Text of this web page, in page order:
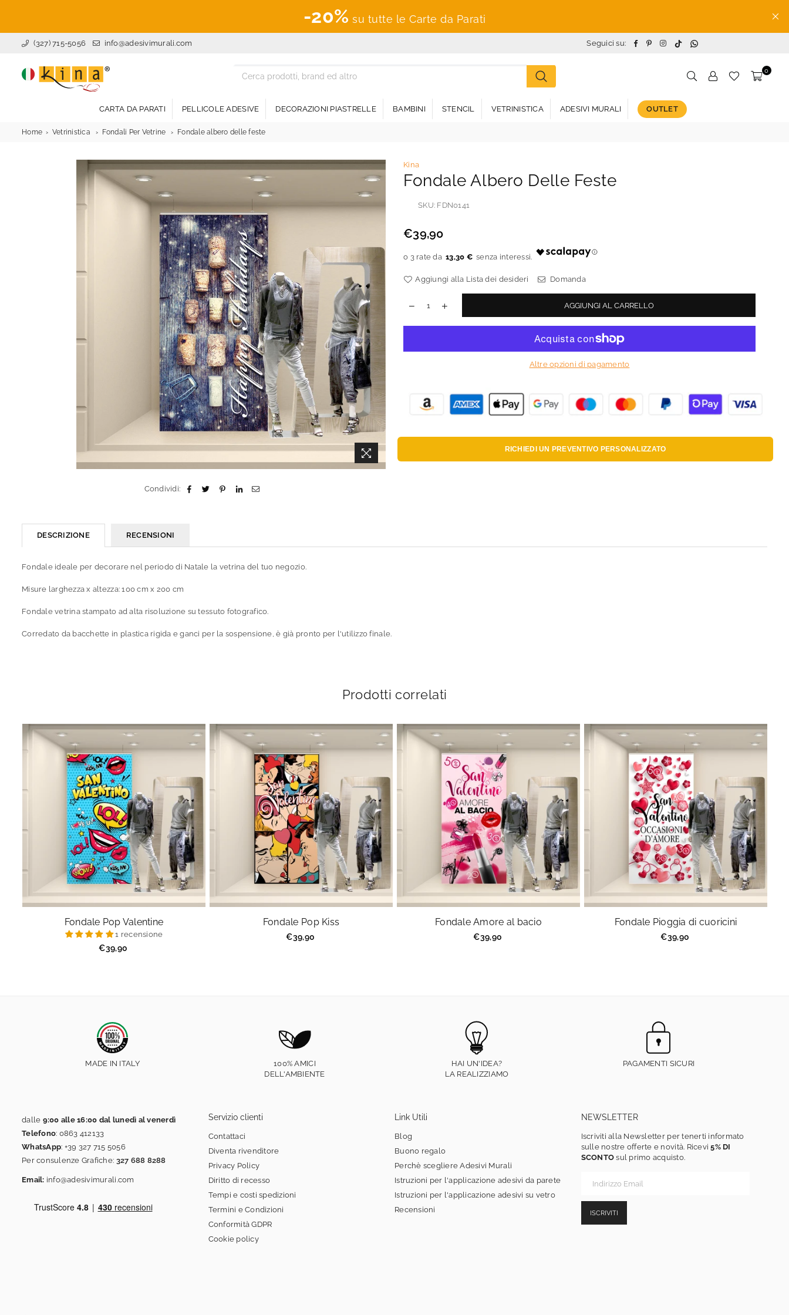
-20% su tutte le Carte da Parati
(327) 715-5056 info@adesivimurali.com Seguici su: Facebook
PinterestInstagram
TikTokWhatsapp
0
CARTA DA PARATI PELLICOLE ADESIVE DECORAZIONI PIASTRELLE BAMBINI STENCIL VETRINISTICA ADESIVI MURALI OUTLET
Home Vetrinistica Fondali Per Vetrine Fondale albero delle feste
Condividi:
Kina
Fondale Albero Delle Feste
SKU: FDN0141
Prezzo
€39,90
13,30 €
Aggiungi alla Lista dei desideri Domanda
AGGIUNGI AL CARRELLO
Altre opzioni di pagamento
RICHIEDI UN PREVENTIVO PERSONALIZZATO
DESCRIZIONE RECENSIONI
Fondale ideale per decorare nel periodo di Natale la vetrina del tuo negozio.
Misure larghezza x altezza: 100 cm x 200 cm
Fondale vetrina stampato ad alta risoluzione su tessuto fotografico.
Corredato da bacchette in plastica rigida e ganci per la sospensione, è già pronto per l'utilizzo finale.
Prodotti correlati
Fondale Pop Valentine
1 recensione
Prezzo
€39,90
Fondale Pop Kiss
Prezzo
€39,90
Fondale Amore al bacio
Prezzo
€39,90
Fondale Pioggia di cuoricini
Prezzo
€39,90
MADE IN ITALY
100% AMICI
DELL'AMBIENTE
HAI UN'IDEA?
LA REALIZZIAMO
PAGAMENTI SICURI
dalle 9:00 alle 16:00 dal lunedì al venerdì
Telefono: 0863 412133
WhatsApp: +39 327 715 5056
Per consulenze Grafiche: 327 688 8288
Email: info@adesivimurali.com
Servizio clienti
Contattaci
Diventa rivenditore
Privacy Policy
Diritto di recesso
Tempi e costi spedizioni
Termini e Condizioni
Conformità GDPR
Cookie policy
Link Utili
Blog
Buono regalo
Perchè scegliere Adesivi Murali
Istruzioni per l'applicazione adesivi da parete
Istruzioni per l'applicazione adesivi su vetro
Recensioni
NEWSLETTER
Iscriviti alla Newsletter per tenerti informato
sulle nostre offerte e novità. Ricevi5% DI
SCONTO sul primo acquisto.
ISCRIVITI